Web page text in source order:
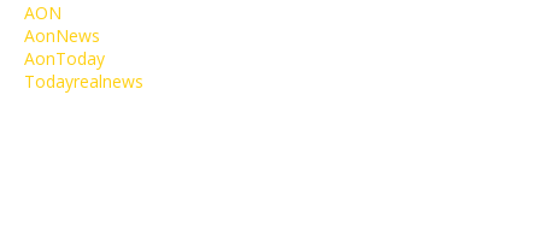
AON
AonNews
AonToday
Todayrealnews